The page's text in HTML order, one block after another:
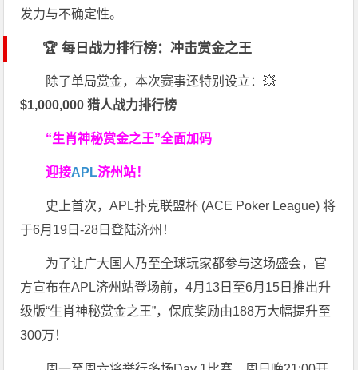
发力与不确定性。
🏆 每日战力排行榜：冲击赏金之王
除了单局赏金，本次赛事还特别设立：💥
$1,000,000 猎人战力排行榜
“生肖神秘赏金之王”全面加码
迎接APL济州站！
史上首次，APL扑克联盟杯 (ACE Poker League) 将
于6月19日-28日登陆济州！
为了让广大国人乃至全球玩家都参与这场盛会，官
方宣布在APL济州站登场前，4月13日至6月15日推出升
级版“生肖神秘赏金之王”，保底奖励由188万大幅提升至
300万！